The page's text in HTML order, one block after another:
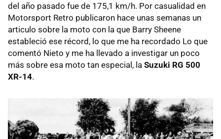
del año pasado fue de 175,1 km/h. Por casualidad en
Motorsport Retro publicaron hace unas semanas un
articulo sobre la moto con la que Barry Sheene
estableció ese récord, lo que me ha recordado Lo que
comentó Nieto y me ha llevado a investigar un poco
más sobre esa moto tan especial, la Suzuki RG 500
XR-14.